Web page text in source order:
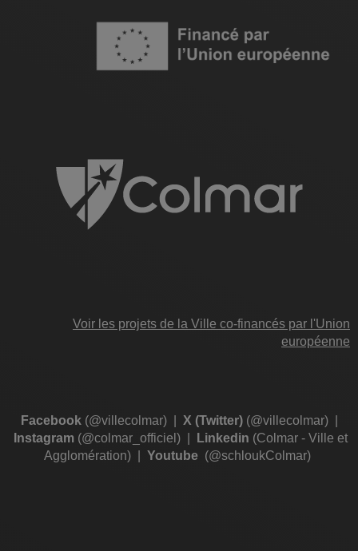
Image
Voir les projets de la Ville co-financés par l'Union
européenne
Facebook(@villecolmar)| X (Twitter)(@villecolmar)|
Instagram (@colmar_officiel) Linkedin (Colmar - Ville et
Agglomération)
Youtube (@schloukColmar)